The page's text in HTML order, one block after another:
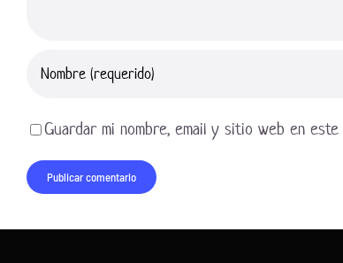
Guardar mi nombre, email y sitio web en